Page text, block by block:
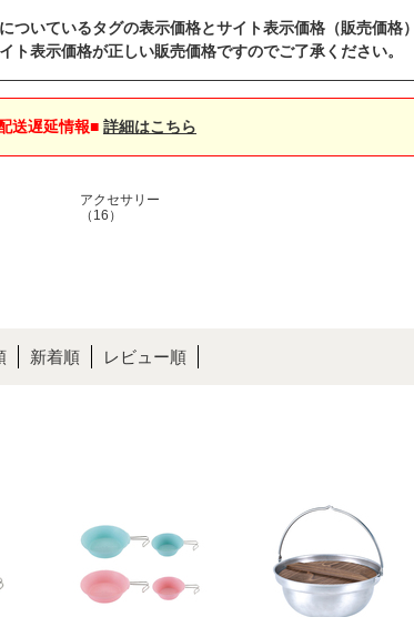
ついているタグの表示価格とサイト表示価格（販売価格
ト表示価格が正しい販売価格ですのでご了承ください。
送遅延情報■ 詳細はこちら
アクセサリー
（16）
新着順 レビュー順